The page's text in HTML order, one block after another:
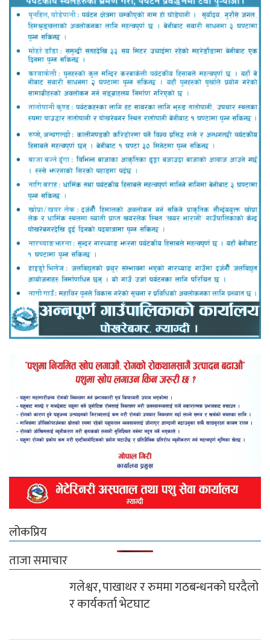
लोकप्रिय
ताजा समाचार
गलेश्वर, पाखाथर र रुममा गठबन्धनको घरदैलो
र कार्यकर्ता भेटघाट